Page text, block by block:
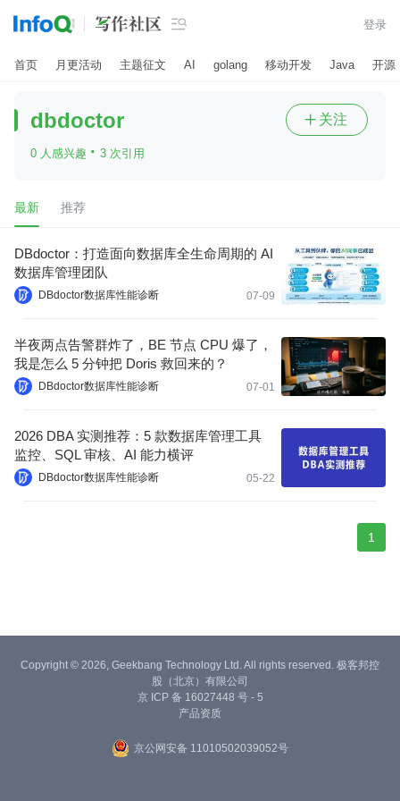
 登录
首页 月更活动 主题征文 AI golang 移动开发 Java 开源
dbdoctor
0 人感兴趣 · 3 次引用
 关注
最新 推荐
DBdoctor：打造面向数据库全生命周期的 AI
数据库管理团队
DBdoctor数据库性能诊断 07-09
半夜两点告警群炸了，BE 节点 CPU 爆了，
我是怎么 5 分钟把 Doris 救回来的？
DBdoctor数据库性能诊断 07-01
2026 DBA 实测推荐：5 款数据库管理工具
监控、SQL 审核、AI 能力横评
DBdoctor数据库性能诊断 05-22
1
Copyright © 2026, Geekbang Technology Ltd. All rights reserved. 极客邦控
股（北京）有限公司
京 ICP 备 16027448 号 - 5
产品资质
京公网安备 11010502039052号